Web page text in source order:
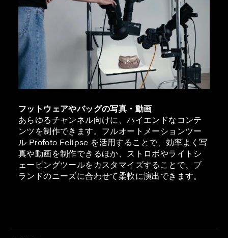
フットウェアやバッグの写真・動画
あらゆるチャンネル向けに、ハイエンドなコンテ
ンツを制作できます。フルオートメーションツー
ル Profoto Eclipse を活用することで、効率よく写
真や動画を制作できるほか、ストロボやライトシ
ェーピングツールをカスタマイズすることで、ブ
ランドのニーズに合わせて柔軟に演出できます。